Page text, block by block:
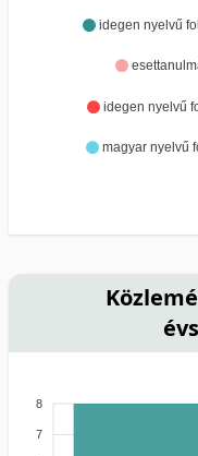
idegen nyelvű
idegen nyelvű
magyar nyelvű
8
7